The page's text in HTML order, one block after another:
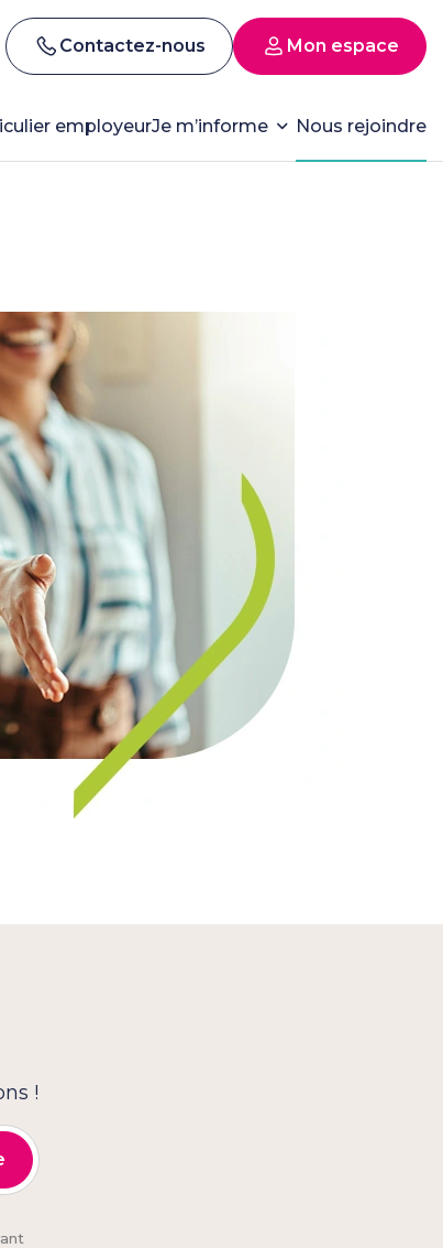
Contactez-nous Mon espace
employeurJe m’informe Nous rejoindre
!